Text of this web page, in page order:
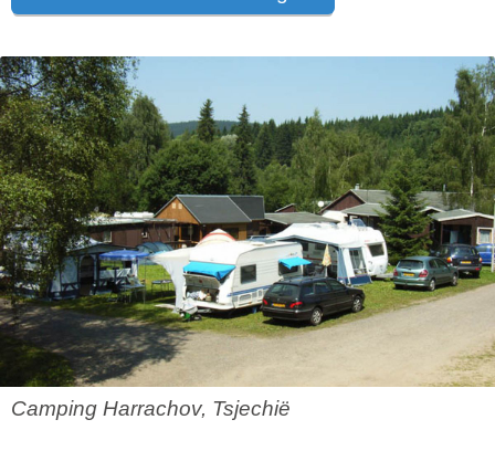
Camping Harrachov, Tsjechië